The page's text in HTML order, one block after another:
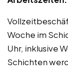
Woche im
Uhr, inklusive
Schichten